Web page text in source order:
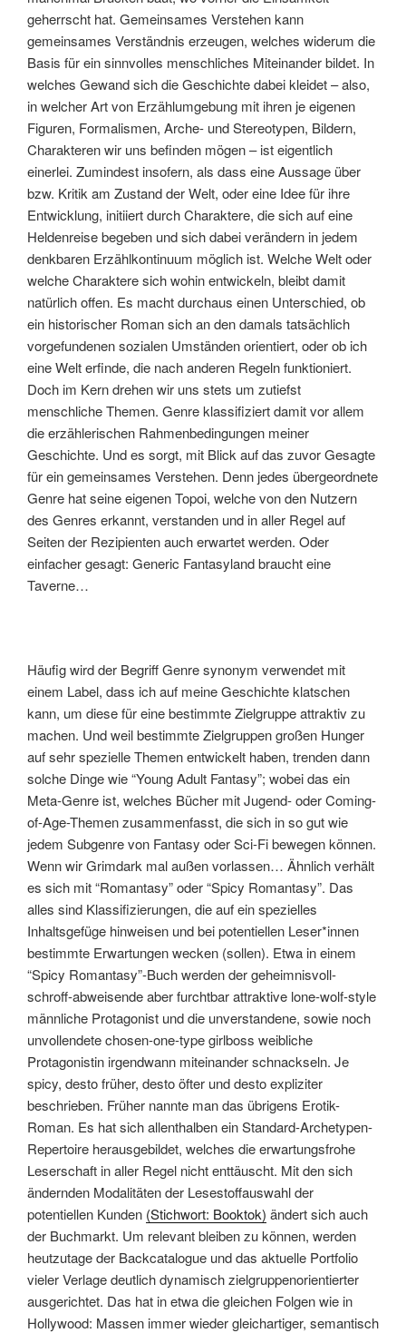
geherrscht hat. Gemeinsames Verstehen kann
gemeinsames Verständnis erzeugen, welches widerum die
Basis für ein sinnvolles menschliches Miteinander bildet. In
welches Gewand sich die Geschichte dabei kleidet – also,
in welcher Art von Erzählumgebung mit ihren je eigenen
Figuren, Formalismen, Arche- und Stereotypen, Bildern,
Charakteren wir uns befinden mögen – ist eigentlich
einerlei. Zumindest insofern, als dass eine Aussage über
bzw. Kritik am Zustand der Welt, oder eine Idee für ihre
Entwicklung, initiiert durch Charaktere, die sich auf eine
Heldenreise begeben und sich dabei verändern in jedem
denkbaren Erzählkontinuum möglich ist. Welche Welt oder
welche Charaktere sich wohin entwickeln, bleibt damit
natürlich offen. Es macht durchaus einen Unterschied, ob
ein historischer Roman sich an den damals tatsächlich
vorgefundenen sozialen Umständen orientiert, oder ob ich
eine Welt erfinde, die nach anderen Regeln funktioniert.
Doch im Kern drehen wir uns stets um zutiefst
menschliche Themen. Genre klassifiziert damit vor allem
die erzählerischen Rahmenbedingungen meiner
Geschichte. Und es sorgt, mit Blick auf das zuvor Gesagte
für ein gemeinsames Verstehen. Denn jedes übergeordnete
Genre hat seine eigenen Topoi, welche von den Nutzern
des Genres erkannt, verstanden und in aller Regel auf
Seiten der Rezipienten auch erwartet werden. Oder
einfacher gesagt: Generic Fantasyland braucht eine
Taverne…
Häufig wird der Begriff Genre synonym verwendet mit
einem Label, dass ich auf meine Geschichte klatschen
kann, um diese für eine bestimmte Zielgruppe attraktiv zu
machen. Und weil bestimmte Zielgruppen großen Hunger
auf sehr spezielle Themen entwickelt haben, trenden dann
solche Dinge wie “Young Adult Fantasy”; wobei das ein
Meta-Genre ist, welches Bücher mit Jugend- oder Coming-
of-Age-Themen zusammenfasst, die sich in so gut wie
jedem Subgenre von Fantasy oder Sci-Fi bewegen können.
Wenn wir Grimdark mal außen vorlassen… Ähnlich verhält
es sich mit “Romantasy” oder “Spicy Romantasy”. Das
alles sind Klassifizierungen, die auf ein spezielles
Inhaltsgefüge hinweisen und bei potentiellen Leser*innen
bestimmte Erwartungen wecken (sollen). Etwa in einem
“Spicy Romantasy”-Buch werden der geheimnisvoll-
schroff-abweisende aber furchtbar attraktive lone-wolf-style
männliche Protagonist und die unverstandene, sowie noch
unvollendete chosen-one-type girlboss weibliche
Protagonistin irgendwann miteinander schnackseln. Je
spicy, desto früher, desto öfter und desto expliziter
beschrieben. Früher nannte man das übrigens Erotik-
Roman. Es hat sich allenthalben ein Standard-Archetypen-
Repertoire herausgebildet, welches die erwartungsfrohe
Leserschaft in aller Regel nicht enttäuscht. Mit den sich
ändernden Modalitäten der Lesestoffauswahl der
potentiellen Kunden (Stichwort: Booktok) ändert sich auch
der Buchmarkt. Um relevant bleiben zu können, werden
heutzutage der Backcatalogue und das aktuelle Portfolio
vieler Verlage deutlich dynamisch zielgruppenorientierter
ausgerichtet. Das hat in etwa die gleichen Folgen wie in
Hollywood: Massen immer wieder gleichartiger, semantisch